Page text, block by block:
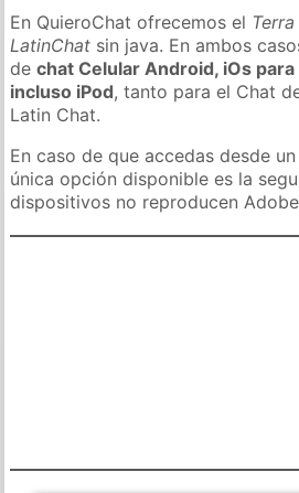
En QuieroChat ofrecemos el
LatinChat sin java. En ambos
dechat Celular Android, iOs para
incluso iPod, tanto para el Chat
Latin Chat.
En caso de que accedas desde
única opción disponible es la
dispositivos no reproducen Adobe